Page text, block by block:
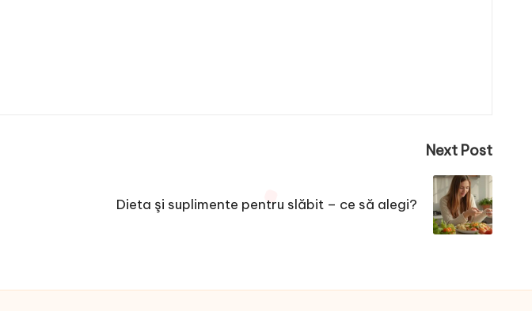
Next Post
Dieta şi suplimente pentru slăbit – ce să alegi?